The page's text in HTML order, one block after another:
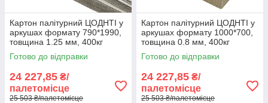
Картон палітурний ЦОДНТІ у
аркушах формату 790*1990,
товщина 1.25 мм, 400кг
палета КР/Р-790*1990-
1.25/400-1
Готово до відправки
24 227,85 ₴/
палетомісце
25 503 ₴/палетомісце
Картон палітурний ЦОДНТІ у
аркушах формату 1000*700,
товщина 0.8 мм, 400кг
палета КР/Р-1000*700-
0.8/400-1
Готово до відправки
24 227,85 ₴/
палетомісце
25 503 ₴/палетомісце